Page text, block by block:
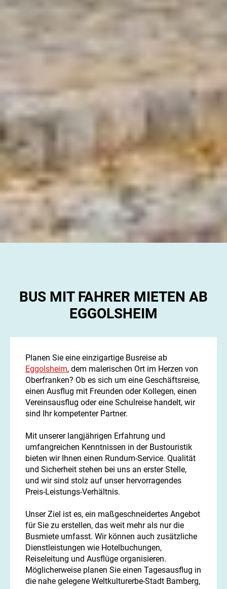
BUS MIT FAHRER MIETEN AB
EGGOLSHEIM
Planen Sie eine einzigartige Busreise ab
Eggolsheim, dem malerischen Ort im Herzen von
Oberfranken? Ob es sich um eine Geschäftsreise,
einen Ausflug mit Freunden oder Kollegen, einen
Vereinsausflug oder eine Schulreise handelt, wir
sind Ihr kompetenter Partner.
Mit unserer langjährigen Erfahrung und
umfangreichen Kenntnissen in der Bustouristik
bieten wir Ihnen einen Rundum-Service. Qualität
und Sicherheit stehen bei uns an erster Stelle,
und wir sind stolz auf unser hervorragendes
Preis-Leistungs-Verhältnis.
Unser Ziel ist es, ein maßgeschneidertes Angebot
für Sie zu erstellen, das weit mehr als nur die
Busmiete umfasst. Wir können auch zusätzliche
Dienstleistungen wie Hotelbuchungen,
Reiseleitung und Ausflüge organisieren.
Möglicherweise planen Sie einen Tagesausflug in
die nahe gelegene Weltkulturerbe-Stadt Bamberg,